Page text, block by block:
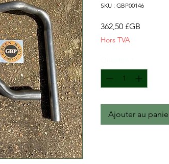
SKU : GBP00146
362,50 £GB
Hors TVA
Ajouter au